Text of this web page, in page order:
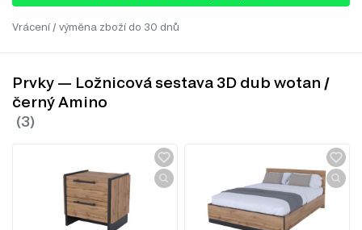
Vrácení / výměna zboží do 30 dnů
Prvky — Ložnicová sestava 3D dub wotan /
černý Amino